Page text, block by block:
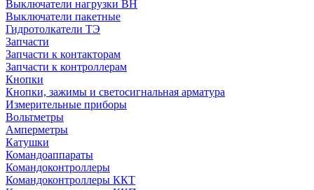
Выключатели нагрузки ВН
Выключатели пакетные
Гидротолкатели ТЭ
Запчасти
Запчасти к контакторам
Запчасти к контроллерам
Кнопки
Кнопки, зажимы и светосигнальная арматура
Измерительные приборы
Вольтметры
Амперметры
Катушки
Командоаппараты
Командоконтроллеры
Командоконтроллеры ККТ